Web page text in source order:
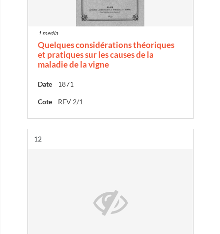
1 media
Quelques considérations théoriques
et pratiques sur les causes de la
maladie de la vigne
Date 1871
Cote REV 2/1
Résultat n°
12